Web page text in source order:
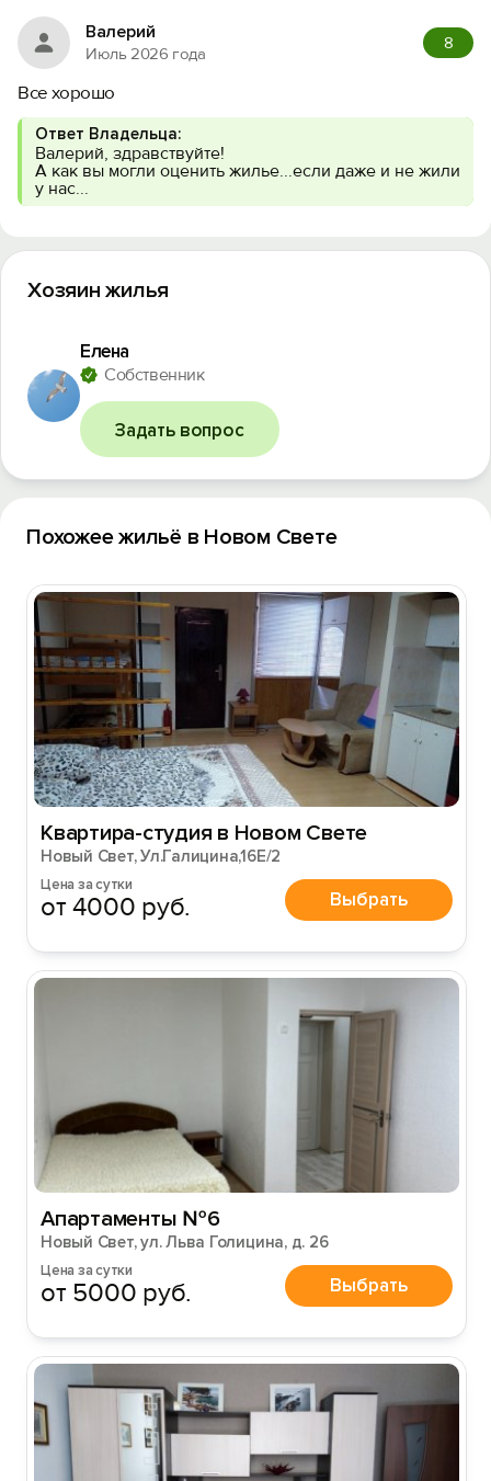
Валерий
Июль 2026 года
8
Все хорошо
Ответ Владельца:
Валерий, здравствуйте!
А как вы могли оценить жилье...если даже и не жили
у нас...
Хозяин жилья
Елена
Собственник
Задать вопрос
Похожее жильё в Новом Свете
Квартира-студия в Новом Свете
Новый Свет, Ул.Галицина,16Е/2
Цена за сутки
от 4000 руб. Выбрать
Апартаменты №6
Новый Свет, ул. Льва Голицина, д. 26
Цена за сутки
от 5000 руб. Выбрать
Вход на сайт
Войти с помощью